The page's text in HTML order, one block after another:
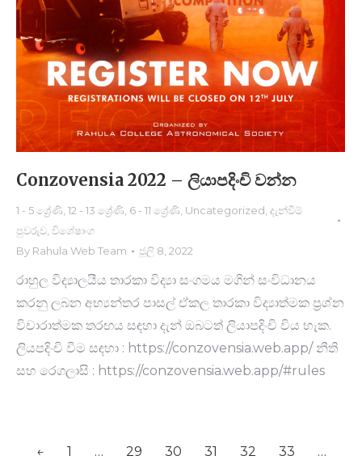
Conzovensia 2022 – ලියාපදිංචි වන්​න
1 - 5 ශ්‍රේණි 12 - 13 ශ්‍රේණි 6 - 11 ශ්‍රේණි Uncategorized දැන්වීම්
පුවරුව විශේෂාංග
By Rahula Web Team ජූලි 8, 2022
රාහුල විද්‍යාලයීය තාරකා විද්‍යා සංගමය මගින් සංවිධානය
කරනු ලබ​න අභ්‍යන්තර පාසල් ඒකල තාරකා විද්‍යාත්මක ප්‍රශ්න
විචාරාත්ම​ක තරඟය සඳහා දැන් ඔබටත් ලියාපදිංචි විය හැක.
ලියපදිංචි වී​ම සඳහා : https://conzovensia.web.app/ නීති
සහ රෙගලාසි : https://conzovensia.web.app/#rules
← 1 … 29 30 31 32 33
…